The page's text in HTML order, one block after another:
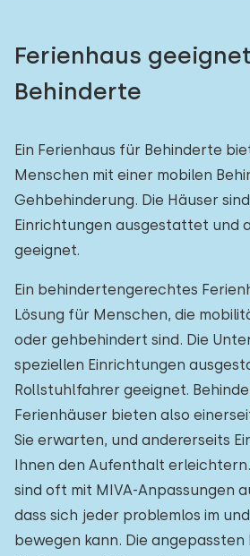
Ferienhaus
Behinderte
Ein Ferienhaus für Behinderte
Menschen mit einer mobilen
Gehbehinderung. Die Häuser
Einrichtungen ausgestattet und
geeignet.
Ein behindertengerechtes
Lösung für Menschen, die
oder gehbehindert sind. Die
speziellen Einrichtungen
Rollstuhlfahrer geeignet.
Ferienhäuser bieten also
Sie erwarten, und andererseits
Ihnen den Aufenthalt
sind oft mit MIVA-Anpassungen
dass sich jeder problemlos im
bewegen kann. Die angepassten